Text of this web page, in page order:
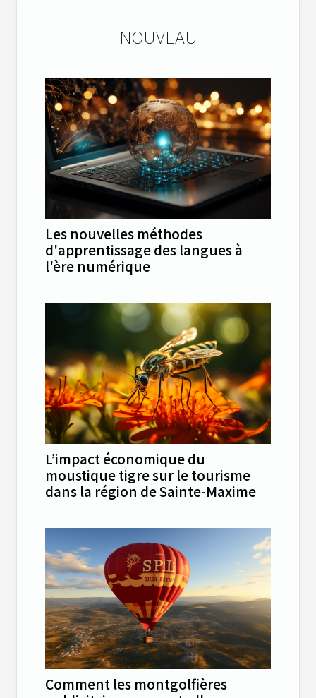
NOUVEAU
Les nouvelles méthodes
d'apprentissage des langues à
l'ère numérique
L’impact économique du
moustique tigre sur le tourisme
dans la région de Sainte-Maxime
Comment les montgolfières